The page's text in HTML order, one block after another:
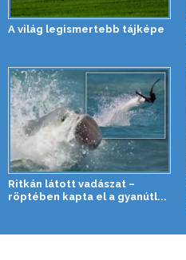
A világ legismertebb tájképe
Ritkán látott vadászat –
röptében kapta el a gyanútl...